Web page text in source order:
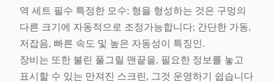
역 세트 필수 특정한 모수; 형을 형성하는 것은 구멍의
다른 크기에 자동적으로 조정가능합니다; 간단한 가동,
저잡음, 빠른 속도 및 높은 자동성이 특징인.
장비는 또한 불린 풀그릴 맨끝을, 필요한 정보를 놓고
표시할 수 있는 만져진 스크린, 그것 운영하기 쉽습니다